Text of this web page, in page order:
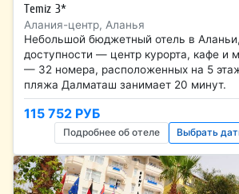
Temiz 3*
Алания-центр, Аланья
Небольшой бюджетный отель в
доступности — центр курорта, кафе и
— 32 номера, расположенных на 5
пляжа Далматаш занимает 20 минут.
115 752 РУБ
Подробнее об отеле Выбрать